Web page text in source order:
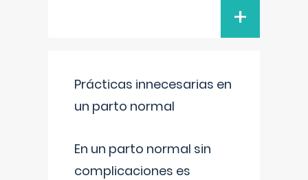
+
Prácticas innecesarias en
un parto normal
En un parto normal sin
complicaciones es